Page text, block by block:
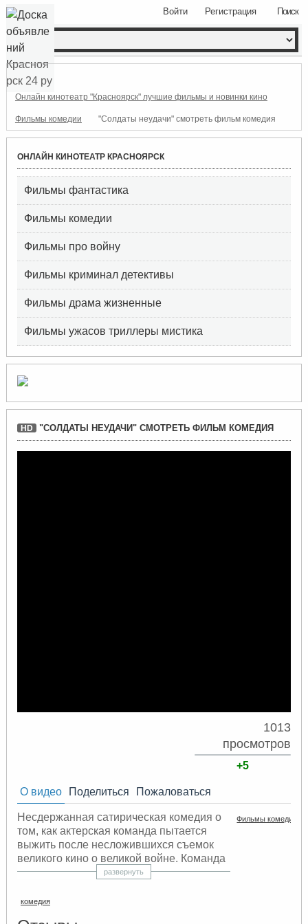
Поиск
Войти Регистрация
Онлайн кинотеатр "Красноярск" лучшие фильмы и новинки кино
Фильмы комедии "Солдаты неудачи" смотреть фильм комедия
ОНЛАЙН КИНОТЕАТР КРАСНОЯРСК
Фильмы фантастика
Фильмы комедии
Фильмы про войну
Фильмы криминал детективы
Фильмы драма жизненные
Фильмы ужасов триллеры мистика
HD "СОЛДАТЫ НЕУДАЧИ" СМОТРЕТЬ ФИЛЬМ КОМЕДИЯ
1013
просмотров
+5
О видео Поделиться Пожаловаться
Несдержанная сатирическая комедия о
том, как актерская команда пытается
выжить после несложившихся съемок
великого кино о великой войне. Команда
оказывается в центре Золотого
наркотрафика с собственной армией с
развернуть
комедия
Фильмы комедии